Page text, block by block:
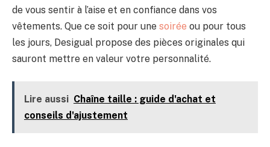
de vous sentir à l’aise et en confiance dans vos
vêtements. Que ce soit pour une soirée ou pour tous
les jours, Desigual propose des pièces originales qui
sauront mettre en valeur votre personnalité.
Lire aussi Chaîne taille : guide d'achat et
conseils d'ajustement